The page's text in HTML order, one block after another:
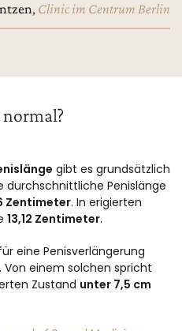
, Clinic im Centrum Berlin
gibt es grundsätzlich
durchschnittliche Penislänge
Zentimeter. In erigierten
13,12 Zentimeter.
eine Penisverlängerung
Von einem solchen spricht
Zustand unter 7,5 cm